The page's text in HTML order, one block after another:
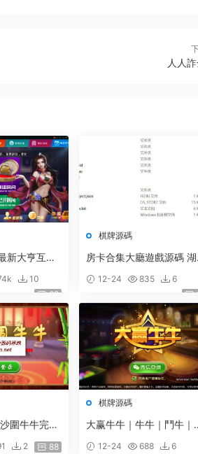
人人
新大亨互娛
10
88
棋牌源碼
房卡合集大廳遊戲源碼 湖
房卡遊戲 跑得快房卡遊戲
12-24 835
6
圍牛牛完整
2 88
棋牌源碼
大赢牛牛｜牛牛｜鬥牛｜
12-24 688 6